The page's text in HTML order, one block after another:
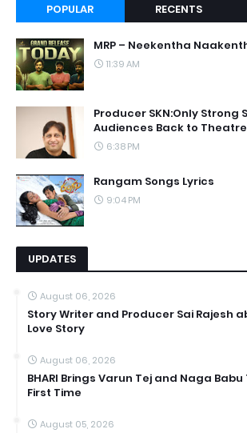
POPULAR RECENTS
MRP – Neekentha
11:39 AM
Producer SKN:Only Strong
Audiences Back to
6:38 PM
Rangam Songs Lyrics
9:04 PM
UPDATES
August 06, 2026
Story Writer and Producer Sai Rajesh
Love Story
August 06, 2026
BHARI Brings Varun Tej and Naga
First Time
August 05, 2026